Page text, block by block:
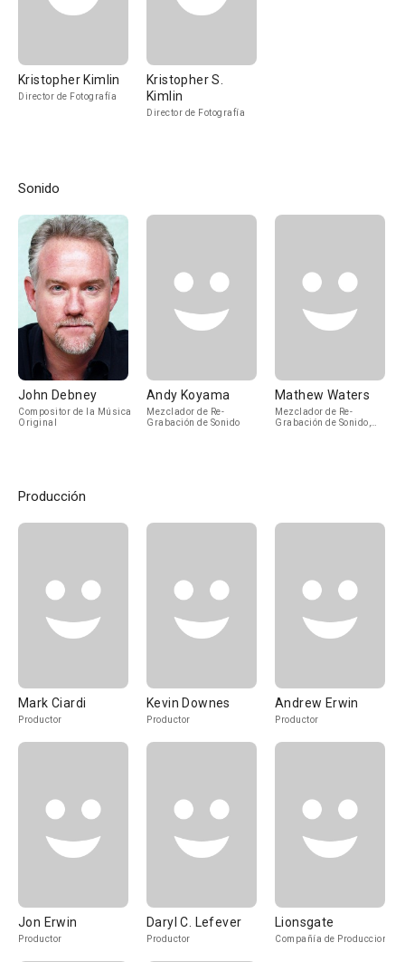
Kristopher Kimlin
Director de Fotografía
Kristopher S.
Kimlin
Director de Fotografía
Sonido
John Debney
Compositor de la Música
Original
Andy Koyama
Mezclador de Re-
Grabación de Sonido
Mathew Waters
Mezclador de Re-
Grabación de Sonido,
Producción
Mark Ciardi
Productor
Kevin Downes
Productor
Andrew Erwin
Productor
Jon Erwin
Productor
Daryl C. Lefever
Productor
Lionsgate
Compañía de Produccion